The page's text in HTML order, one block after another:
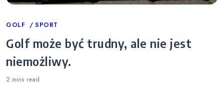
Categories
GOLF SPORT
Golf może być trudny, ale nie jest
niemożliwy.
2 mins read